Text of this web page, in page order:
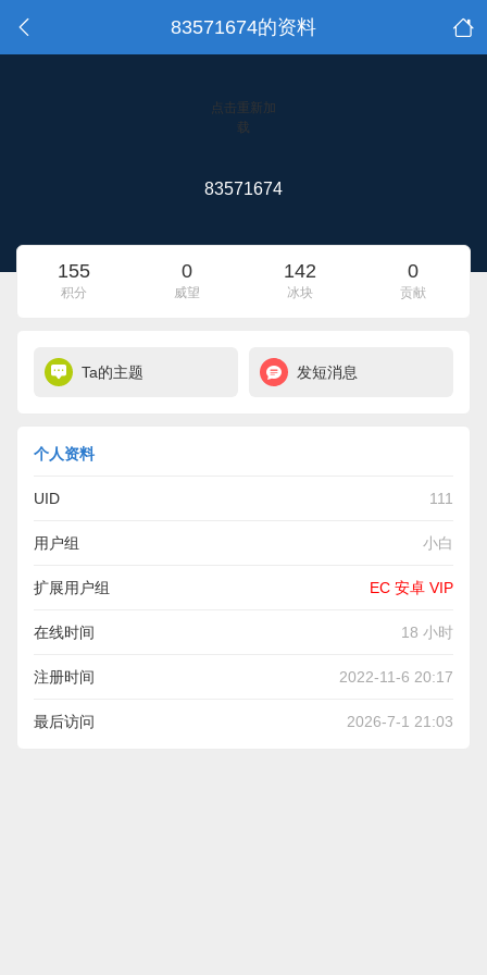
83571674的资料
点击重新加
载
83571674
155
积分
0
威望
142
冰块
0
贡献
Ta的主题 发短消息
个人资料
UID 111
用户组 小白
扩展用户组 EC 安卓 VIP
在线时间 18 小时
注册时间 2022-11-6 20:17
最后访问 2026-7-1 21:03